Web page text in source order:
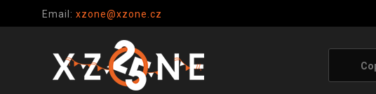
Email: xzone@xzone.cz